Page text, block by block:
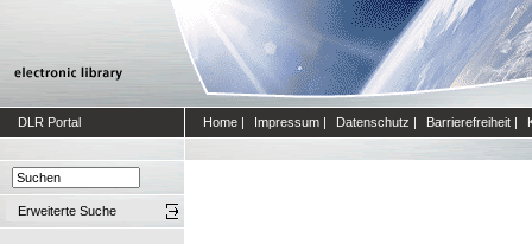
DLR Portal Home | Impressum | Datenschutz | Barrierefreiheit |
Erweiterte Suche